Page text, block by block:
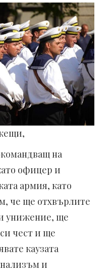
на
офицер и
армия, като
че ще отхвърлите
унижение, ще
чест и ще
каузата
и